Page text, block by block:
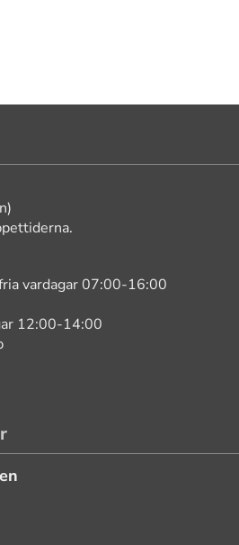
vardagar 07:00-16:00
12:00-14:00